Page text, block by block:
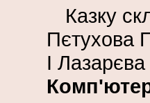
Казку
Пєтухова
І